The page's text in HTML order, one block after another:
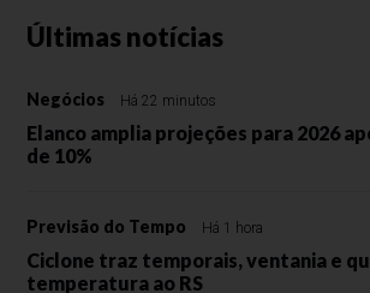
Últimas notícias
Negócios Há 22 minutos
Elanco amplia projeções para 2026
de 10%
Previsão do Tempo Há 1 hora
Ciclone traz temporais, ventania e
temperatura ao RS